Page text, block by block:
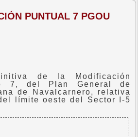
PUNTUAL 7 PGOU
de la Modificación
7, del Plan General de
de Navalcarnero, relativa
límite oeste del Sector I-5